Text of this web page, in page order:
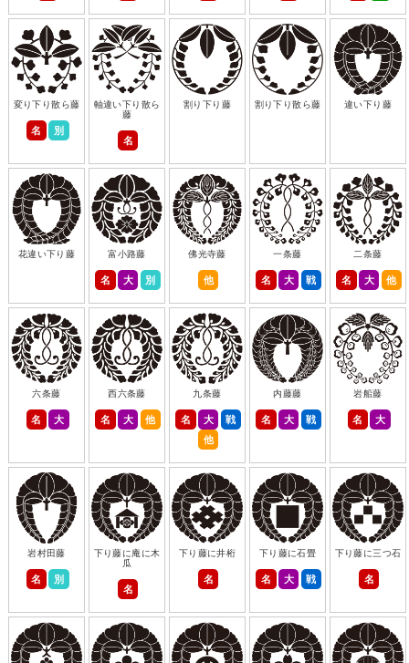
変り下り散ら藤
名 別
軸違い下り散ら
藤
名
割り下り藤 割り下り散ら藤 違い下り藤
花違い下り藤 富小路藤
名 大 別
佛光寺藤
他
一条藤
名 大 戦
二条藤
名 大 他
六条藤
名 大
西六条藤
名 大 他
九条藤
名 大
戦
他
内藤藤
名 大 戦
岩船藤
名 大
岩村田藤
名 別
下り藤に庵に木
瓜
名
下り藤に井桁
名
下り藤に石畳
名 大 戦
下り藤に三つ石
名